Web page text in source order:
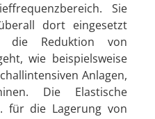
Sie
dort eingesetzt
Reduktion von
wie beispielsweise
Anlagen,
Die Elastische
für die Lagerung von